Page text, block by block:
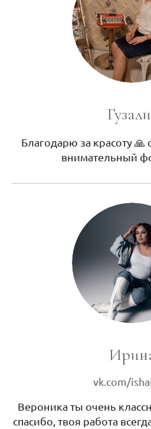
Благодарю за красоту 🙏
внимательный
vk.com/
Вероника ты очень
спасибо, твоя работа